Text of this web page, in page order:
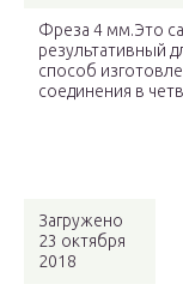
Фреза 4 мм.Это
результативный
способ
соединения в
Загружено
23 октября
2018